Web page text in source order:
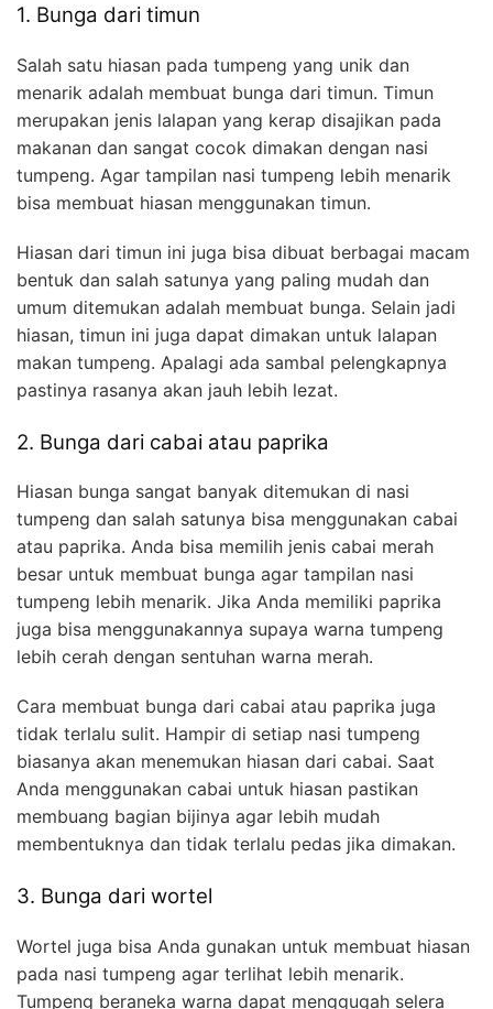
1. Bunga dari timun
Salah satu hiasan pada tumpeng yang unik dan
menarik adalah membuat bunga dari timun. Timun
merupakan jenis lalapan yang kerap disajikan pada
makanan dan sangat cocok dimakan dengan nasi
tumpeng. Agar tampilan nasi tumpeng lebih menarik
bisa membuat hiasan menggunakan timun.
Hiasan dari timun ini juga bisa dibuat berbagai macam
bentuk dan salah satunya yang paling mudah dan
umum ditemukan adalah membuat bunga. Selain jadi
hiasan, timun ini juga dapat dimakan untuk lalapan
makan tumpeng. Apalagi ada sambal pelengkapnya
pastinya rasanya akan jauh lebih lezat.
2. Bunga dari cabai atau paprika
Hiasan bunga sangat banyak ditemukan di nasi
tumpeng dan salah satunya bisa menggunakan cabai
atau paprika. Anda bisa memilih jenis cabai merah
besar untuk membuat bunga agar tampilan nasi
tumpeng lebih menarik. Jika Anda memiliki paprika
juga bisa menggunakannya supaya warna tumpeng
lebih cerah dengan sentuhan warna merah.
Cara membuat bunga dari cabai atau paprika juga
tidak terlalu sulit. Hampir di setiap nasi tumpeng
biasanya akan menemukan hiasan dari cabai. Saat
Anda menggunakan cabai untuk hiasan pastikan
membuang bagian bijinya agar lebih mudah
membentuknya dan tidak terlalu pedas jika dimakan.
3. Bunga dari wortel
Wortel juga bisa Anda gunakan untuk membuat hiasan
pada nasi tumpeng agar terlihat lebih menarik.
Tumpeng beraneka warna dapat menggugah selera